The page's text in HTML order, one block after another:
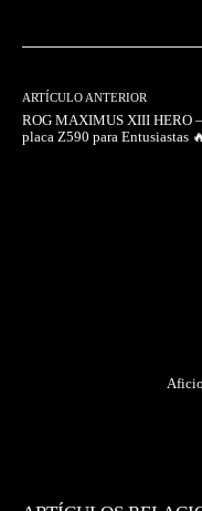
ARTÍCULO ANTERIOR
ROG MAXIMUS XIII HERO
placa Z590 para Entusiastas